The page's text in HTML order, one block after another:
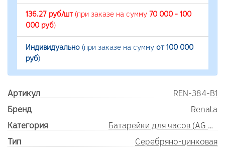
136.27 руб/шт(при заказе на сумму 70 000 - 100
000 руб)
Индивидуально (при заказе на сумму от 100 000
руб)
Артикул
REN-384-B1
Бренд
Renata
Категория
Батарейки для часов (AG SR)
Тип
Серебряно-цинковая